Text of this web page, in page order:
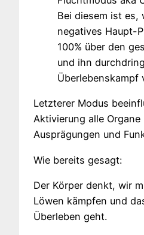
Bei diesem ist es,
negatives Haupt-
100% über den
und ihn
Überlebenskampf
Letzterer Modus
Aktivierung alle
Ausprägungen und
Wie bereits gesagt:
Der Körper denkt, wir
Löwen kämpfen und
Überleben geht.